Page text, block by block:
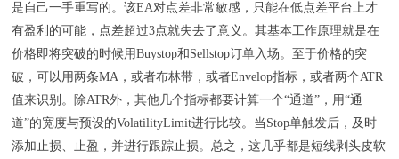
是自己一手重写的。该EA对点差非常敏感，只能在低点差平台上才
有盈利的可能，点差超过3点就失去了意义。其基本工作原理就是在
价格即将突破的时候用Buystop和Sellstop订单入场。至于价格的突
破，可以用两条MA，或者布林带，或者Envelop指标，或者两个ATR
值来识别。除ATR外，其他几个指标都要计算一个“通道”，用“通
道”的宽度与预设的VolatilityLimit进行比较。当Stop单触发后，及时
添加止损、止盈，并进行跟踪止损。总之，这几乎都是短线剥头皮软